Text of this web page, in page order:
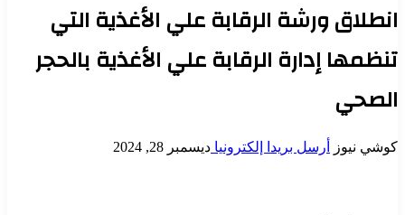
انطلاق ورشة الرقابة علي الأغذية التي
تنظمها إدارة الرقابة علي الأغذية بالحجر
الصحي
كوشي نيوز أرسل بريدا إلكترونيا ديسمبر 28, 2024